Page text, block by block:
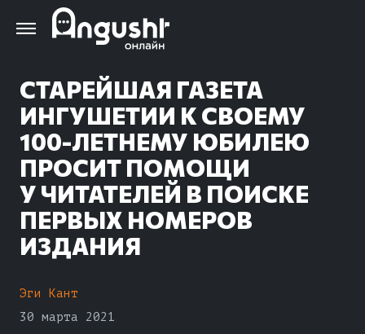
Перейти
СТАРЕЙШАЯ ГАЗЕТА
ИНГУШЕТИИ К СВОЕМУ
100-ЛЕТНЕМУ ЮБИЛЕЮ
ПРОСИТ ПОМОЩИ
У ЧИТАТЕЛЕЙ В ПОИСКЕ
ПЕРВЫХ НОМЕРОВ
ИЗДАНИЯ
Эги Кант
30 марта 2021